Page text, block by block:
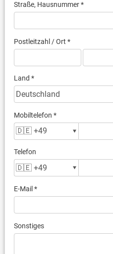
Straße, Hausnummer *
Postleitzahl / Ort *
Land *
Mobiltelefon *
Telefon
E-Mail *
Sonstiges